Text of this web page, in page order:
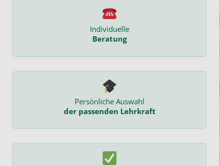
Individuelle
Beratung
Persönliche Auswahl
der passenden Lehrkraft